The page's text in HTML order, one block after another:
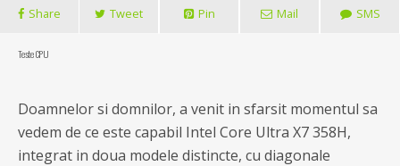
Share Tweet Pin Mail SMS
Teste CPU
Doamnelor si domnilor, a venit in sfarsit momentul sa
vedem de ce este capabil Intel Core Ultra X7 358H,
integrat in doua modele distincte, cu diagonale